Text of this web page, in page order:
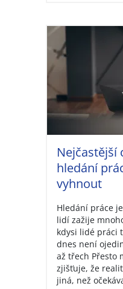
Nejčastější
hledání
vyhnout
Hledání práce
lidí zažije
kdysi lidé práci
dnes není
až třech Přesto
zjišťuje, že
jiná, než